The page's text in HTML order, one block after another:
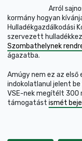
Arról
kormány hogyan
Hulladékgazdálkodási
szervezett
Szombathelynek
ágazatba.
Amúgy nem ez az első
indokolatlanul jelent
VSE-nek megítélt 300
támogatást ismét